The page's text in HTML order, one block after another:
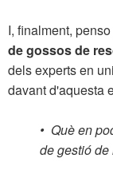
I, finalment,
de gossos de
dels experts en
davant d'aquesta
• Què en
de gestió